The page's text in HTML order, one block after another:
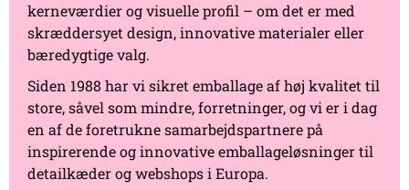
kerneværdier og visuelle profil – om det er med
skræddersyet design, innovative materialer eller
bæredygtige valg.
Siden 1988 har vi sikret emballage af høj kvalitet til
store, såvel som mindre, forretninger, og vi er i dag
en af de foretrukne samarbejdspartnere på
inspirerende og innovative emballageløsninger til
detailkæder og webshops i Europa.